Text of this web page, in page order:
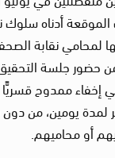
أدناه سلوك
نقابة
حضور جلسة
إخفاء ممدوح قسريًّا
لمدة يومين، من
أو محاميهم.